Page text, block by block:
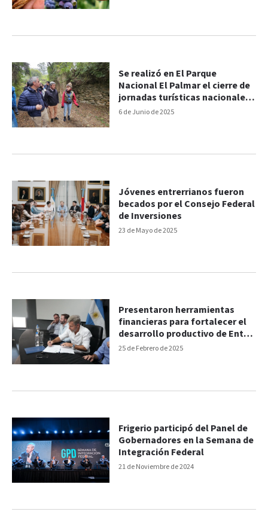
6 de Junio de 2025
Se realizó en El Parque
Nacional El Palmar el cierre de
jornadas turísticas nacionales
del CFI
23 de Mayo de 2025
Jóvenes entrerrianos fueron
becados por el Consejo Federal
de Inversiones
25 de Febrero de 2025
Presentaron herramientas
financieras para fortalecer el
desarrollo productivo de Entre
Ríos
21 de Noviembre de 2024
Frigerio participó del Panel de
Gobernadores en la Semana de
Integración Federal